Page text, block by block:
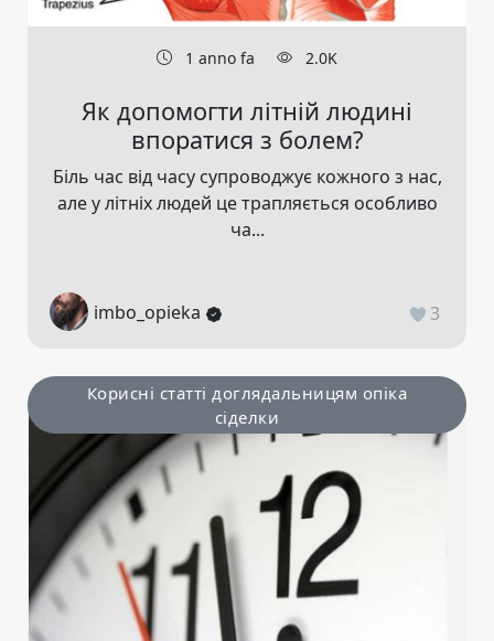
1 anno fa 2.0K
Як допомогти літній людині
впоратися з болем?
Біль час від часу супроводжує кожного з нас,
але у літніх людей це трапляється особливо
ча...
imbo_opieka 3
Корисні статті доглядальницям опіка
сіделки